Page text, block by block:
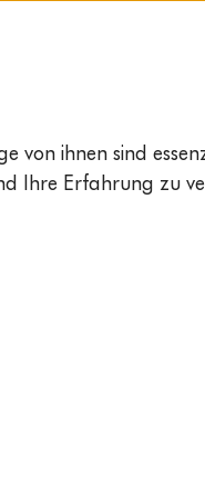
von ihnen sind
Ihre Erfahrung zu